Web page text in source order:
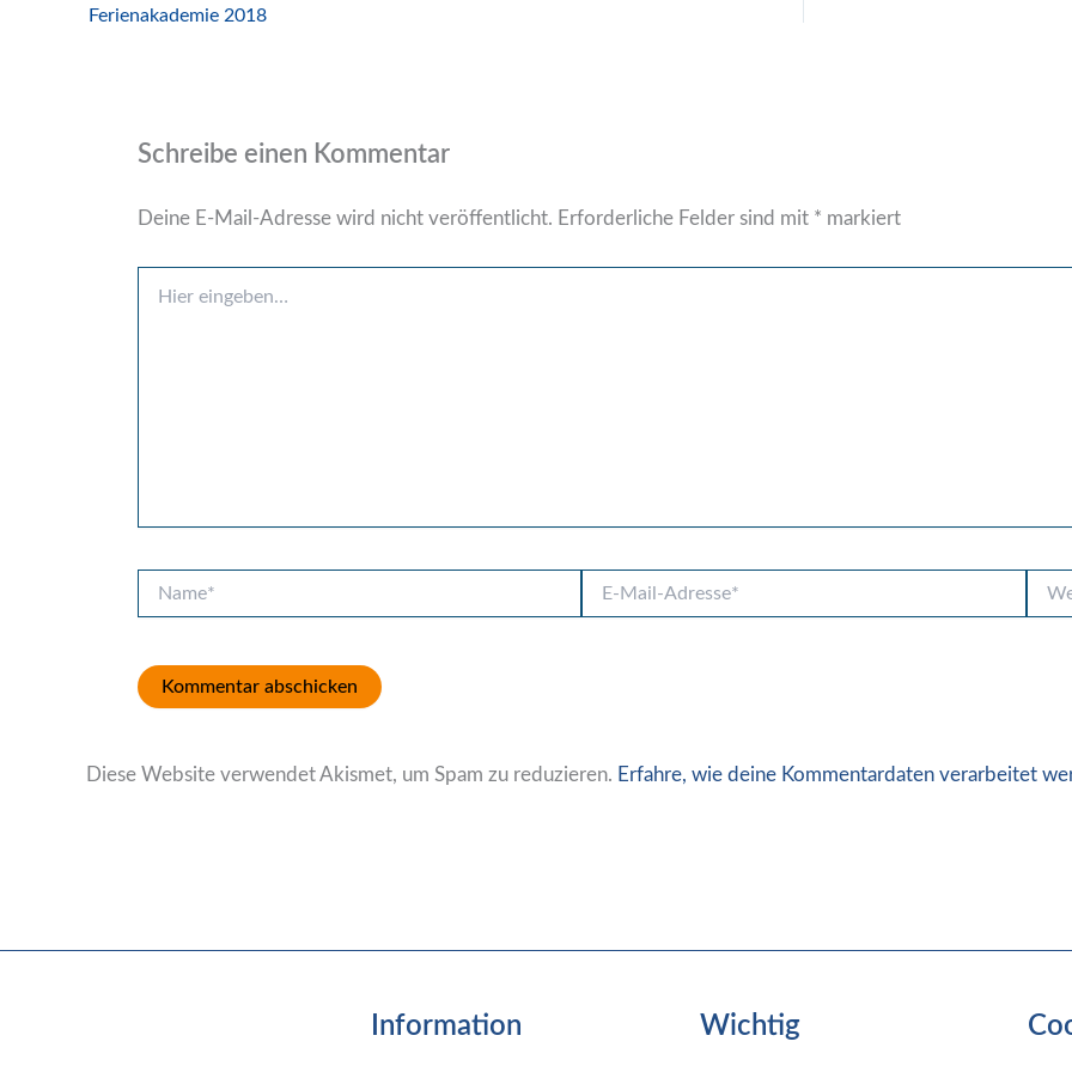
Ferienakademie 2018
Schreibe einen Kommentar
Deine E-Mail-Adresse wird nicht veröffentlicht. Erforderliche Felder sind mit * markiert
eingeben…
Mail-
Diese Website verwendet Akismet, um Spam zu reduzieren. Erfahre, wie deine Kommentardaten verarbeitet
Information Wichtig